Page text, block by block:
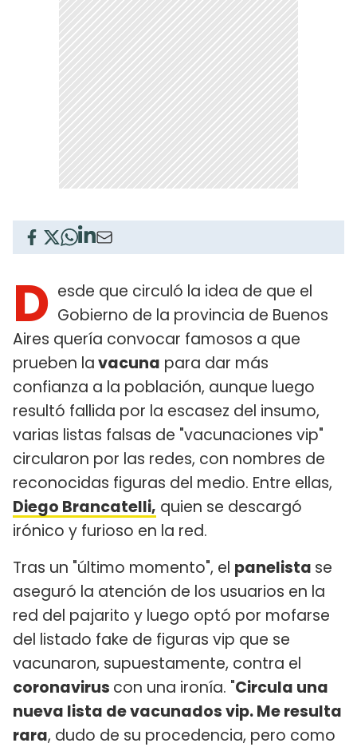
D esde que circuló la idea de que el
Gobierno de la provincia de Buenos
Aires quería convocar famosos a que
prueben lavacuna para dar más
confianza a la población, aunque luego
resultó fallida por la escasez del insumo,
varias listas falsas de "vacunaciones vip"
circularon por las redes, con nombres de
reconocidas figuras del medio. Entre ellas,
Diego Brancatelli, quien se descargó
irónico y furioso en la red.
Tras un "último momento", el panelista se
aseguró la atención de los usuarios en la
red del pajarito y luego optó por mofarse
del listado fake de figuras vip que se
vacunaron, supuestamente, contra el
coronavirus con una ironía. "Circula una
nueva lista de vacunados vip. Me resulta
rara, dudo de su procedencia, pero como